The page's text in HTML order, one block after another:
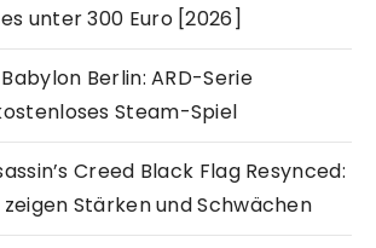
unter 300 Euro [2026]
Babylon Berlin: ARD-Serie
Steam-Spiel
Creed Black Flag Resynced:
Stärken und Schwächen